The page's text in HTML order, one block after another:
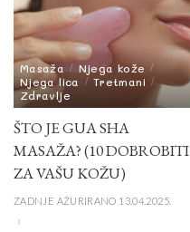
Masaža
Njega kože
Njega lica
Tretmani
Zdravlje
ŠTO JE GUA SHA
MASAŽA? (10 DOBROBITI
ZA VAŠU KOŽU)
ZADNJE AŽURIRANO 13.04.2025.